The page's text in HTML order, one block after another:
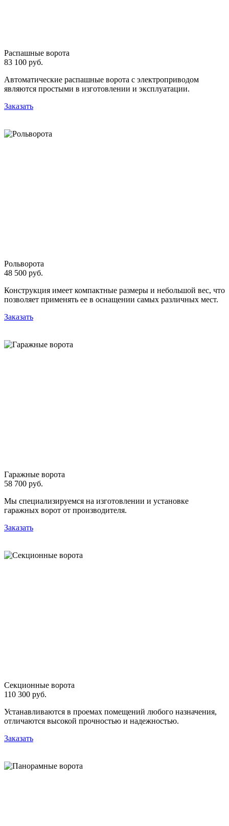
Распашные ворота
83 100 руб.
Автоматические распашные ворота с электроприводом
являются простыми в изготовлении и эксплуатации.
Заказать
Рольворота
48 500 руб.
Конструкция имеет компактные размеры и небольшой вес, что
позволяет применять ее в оснащении самых различных мест.
Заказать
Гаражные ворота
58 700 руб.
Мы специализируемся на изготовлении и установке
гаражных ворот от производителя.
Заказать
Секционные ворота
110 300 руб.
Устанавливаются в проемах помещений любого назначения,
отличаются высокой прочностью и надежностью.
Заказать